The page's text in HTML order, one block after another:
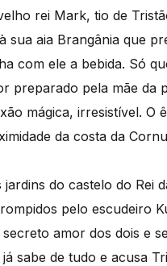
rei Mark, tio de
sua aia Brangânia que
com ele a bebida. Só
preparado pela mãe da
mágica, irresistível. O
da costa da
do castelo do Rei
pelo escudeiro
amor dos dois e
sabe de tudo e acusa